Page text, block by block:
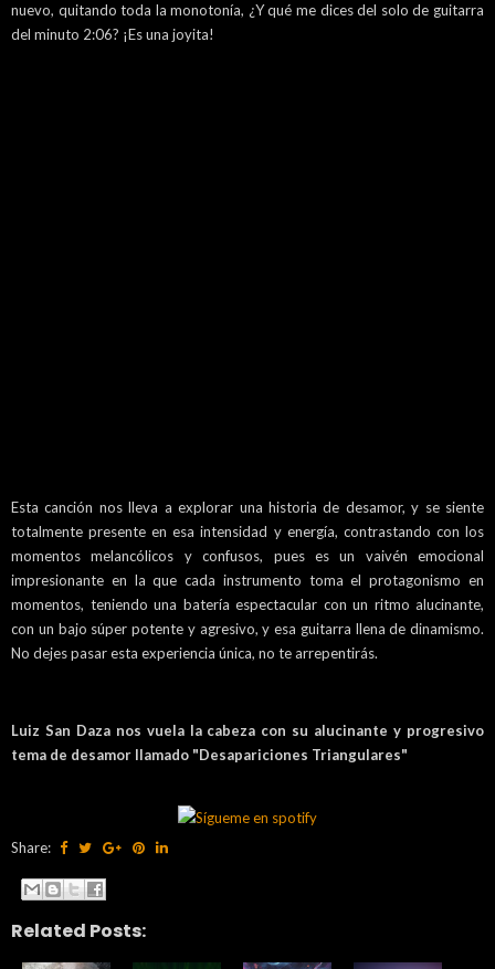
nuevo, quitando toda la monotonía, ¿Y qué me dices del solo de guitarra
del minuto 2:06? ¡Es una joyita!
Esta canción nos lleva a explorar una historia de desamor, y se siente
totalmente presente en esa intensidad y energía, contrastando con los
momentos melancólicos y confusos, pues es un vaivén emocional
impresionante en la que cada instrumento toma el protagonismo en
momentos, teniendo una batería espectacular con un ritmo alucinante,
con un bajo súper potente y agresivo, y esa guitarra llena de dinamismo.
No dejes pasar esta experiencia única, no te arrepentirás.
Luiz San Daza nos vuela la cabeza con su alucinante y progresivo
tema de desamor llamado "Desapariciones Triangulares"
Share:
Related Posts: